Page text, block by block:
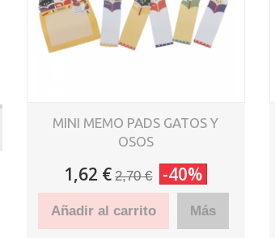
MINI MEMO PADS GATOS Y
OSOS
1,62 € 2,70 € -40%
Añadir al carrito Más